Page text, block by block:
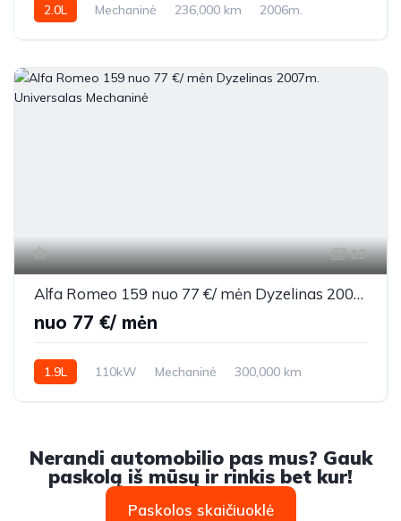
2.0L Mechaninė 236,000 km 2006m.
19
Alfa Romeo 159 nuo 77 €/ mėn Dyzelinas 2007m. Universalas Mechaninė
nuo 77 €/ mėn
1.9L 110kW Mechaninė
300,000 km
Nerandi automobilio pas mus? Gauk
paskolą iš mūsų ir rinkis bet kur!
Paskolos skaičiuoklė